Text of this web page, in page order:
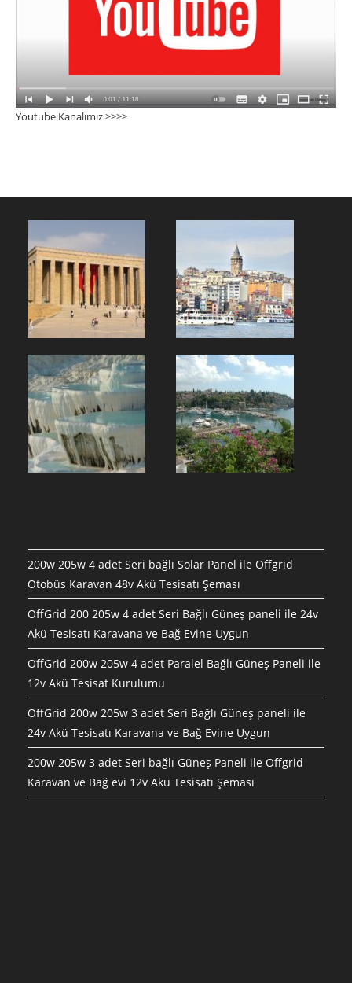
Youtube Kanalımız >>>>
200w 205w 4 adet Seri bağlı Solar Panel ile Offgrid
Otobüs Karavan 48v Akü Tesisatı Şeması
OffGrid 200 205w 4 adet Seri Bağlı Güneş paneli ile 24v
Akü Tesisatı Karavana ve Bağ Evine Uygun
OffGrid 200w 205w 4 adet Paralel Bağlı Güneş Paneli ile
12v Akü Tesisat Kurulumu
OffGrid 200w 205w 3 adet Seri Bağlı Güneş paneli ile
24v Akü Tesisatı Karavana ve Bağ Evine Uygun
200w 205w 3 adet Seri bağlı Güneş Paneli ile Offgrid
Karavan ve Bağ evi 12v Akü Tesisatı Şeması